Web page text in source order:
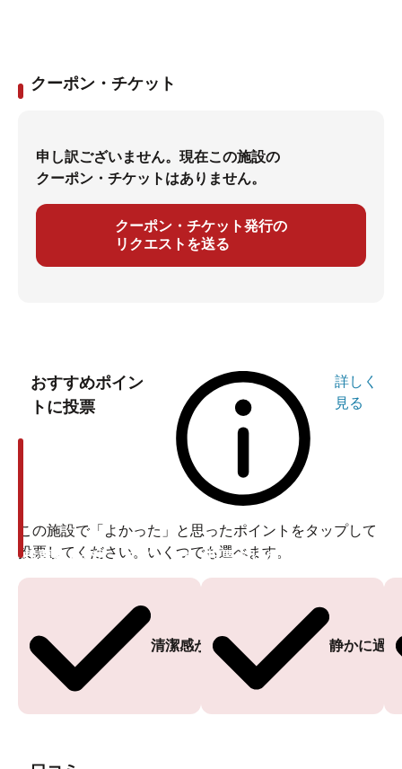
クーポン・チケット
申し訳ございません。現在この施設の
クーポン・チケットはありません。
クーポン・チケット発行の
リクエストを送る
おすすめポイン
トに投票
詳しく
見る
この施設で「よかった」と思ったポイントをタップして
投票してください。いくつでも選べます。
清潔感がある
投票ありがとうございます
静かに過
投票ありがとうございます